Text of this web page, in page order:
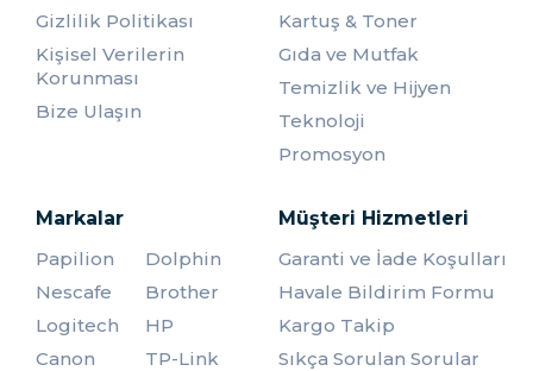
Gizlilik Politikası
Kişisel Verilerin
Korunması
Bize Ulaşın
Kartuş & Toner
Gıda ve Mutfak
Temizlik ve Hijyen
Teknoloji
Promosyon
Markalar
Papilion
Dolphin
Nescafe
Brother
Logitech
HP
Canon
TP-Link
Müşteri Hizmetleri
Garanti ve İade Koşulları
Havale Bildirim Formu
Kargo Takip
Sıkça Sorulan Sorular